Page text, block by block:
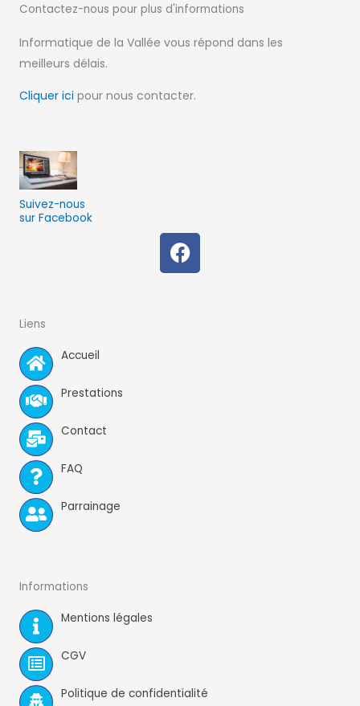
Contactez-nous pour plus d'informations
Informatique de la Vallée vous répond dans les
meilleurs délais.
Cliquer ici pour nous contacter.
Suivez-nous
sur Facebook
F
a
c
Liens
Accueil
Prestations
Contact
FAQ
Parrainage
Informations
Mentions légales
CGV
Politique de confidentialité